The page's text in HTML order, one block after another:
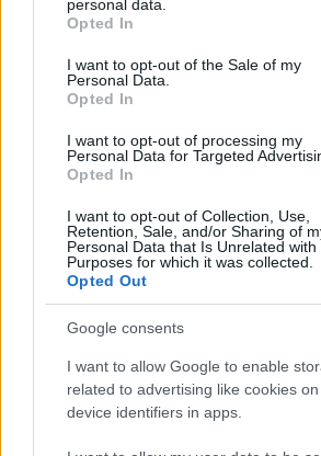
grant or deny consent to Google and its
use your data for below specified
consent section.
personal data.
Opted In
I want to opt-out of the Sale of my
Personal Data.
Opted In
I want to opt-out of processing my
Personal Data for Targeted
Opted In
I want to opt-out of Collection, Use,
Retention, Sale, and/or Sharing of
Personal Data that Is Unrelated with
Purposes for which it was collected.
Opted Out
Google consents
I want to allow Google to enable
related to advertising like cookies
device identifiers in apps.
A RÓMAIAKTÓL AZ